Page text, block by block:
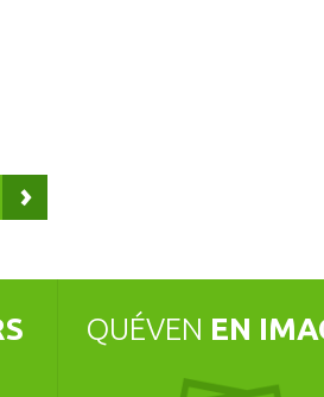
QUÉVEN EN